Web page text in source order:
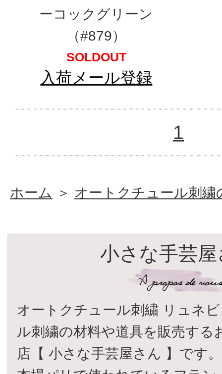
ーコックグリーン
（#879）
SOLDOUT
入荷メール登録
1
ホーム ＞ オートクチュール刺繍
小さな手芸
オートクチュール刺繍 リュネビ
ル刺繍の材料や道具を販売する
店【 小さな手芸屋さん 】です。